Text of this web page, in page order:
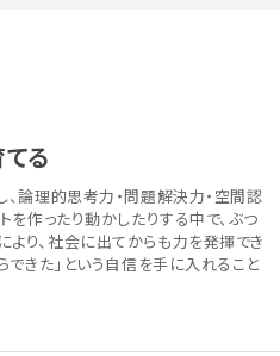
る
論理的思考力・問題解決力・空間認
を作ったり動かしたりする中で、ぶつ
り、社会に出てからも力を発揮でき
できた」という自信を手に入れること